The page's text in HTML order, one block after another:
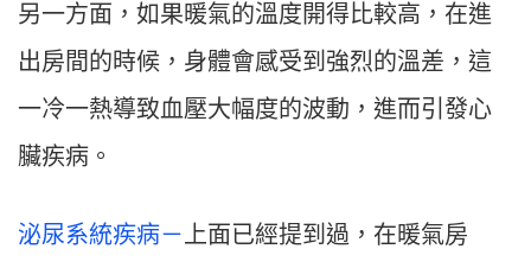
另一方面，如果暖氣的溫度開得比較高，在進
出房間的時候，身體會感受到強烈的溫差，這
一冷一熱導致血壓大幅度的波動，進而引發心
臟疾病。
泌尿系統疾病－ 上面已經提到過，在暖氣房